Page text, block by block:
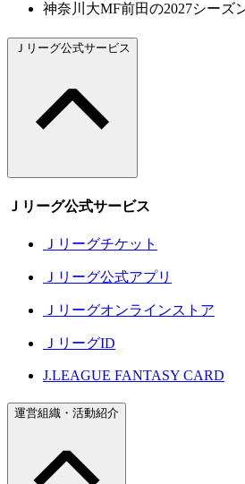
神奈川大MF前田の2027シーズ
Ｊリーグ公式サービス
Ｊリーグ公式サービス
Ｊリーグチケット
Ｊリーグ公式アプリ
Ｊリーグオンラインストア
ＪリーグID
J.LEAGUE FANTASY CARD
運営組織・活動紹介